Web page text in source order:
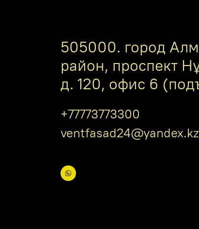
505000. город
район, проспект
д. 120, офис 6
+77773773300
ventfasad24@yandex.kz